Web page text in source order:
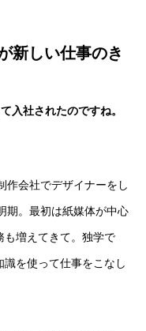
新しい仕事のき
入社されたのですね。
作会社でデザイナーをし
期。最初は紙媒体が中心
も増えてきて。独学で
識を使って仕事をこなし